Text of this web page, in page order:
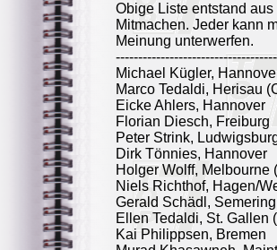
Obige Liste entstand
Mitmachen. Jeder kann
Meinung unterwerfen.
Michael Kügler,
Marco Tedaldi, Herisau
Eicke Ahlers, Hannover
Florian Diesch, Freiburg
Peter Strink,
Dirk Tönnies, Hannover
Holger Wolff, Melbourne
Niels Richthof, Hagen/
Gerald Schädl,
Ellen Tedaldi, St. Gallen
Kai Philippsen, Bremen